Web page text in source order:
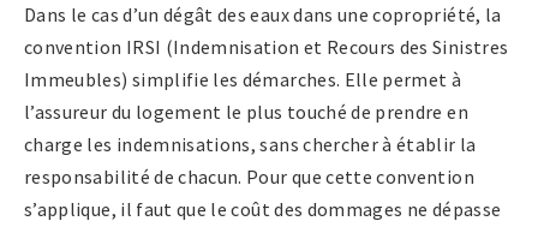
Dans le cas d’un dégât des eaux dans une copropriété, la
convention IRSI (Indemnisation et Recours des Sinistres
Immeubles) simplifie les démarches. Elle permet à
l’assureur du logement le plus touché de prendre en
charge les indemnisations, sans chercher à établir la
responsabilité de chacun. Pour que cette convention
s’applique, il faut que le coût des dommages ne dépasse